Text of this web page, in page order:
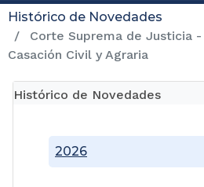
Histórico de Novedades
Corte Suprema de Justicia -
Casación Civil y Agraria
Histórico de Novedades
2026